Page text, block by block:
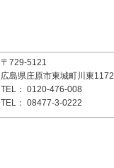
〒729-5121
広島県庄原市東城町川東1172
TEL： 0120-476-008
TEL： 08477-3-0222